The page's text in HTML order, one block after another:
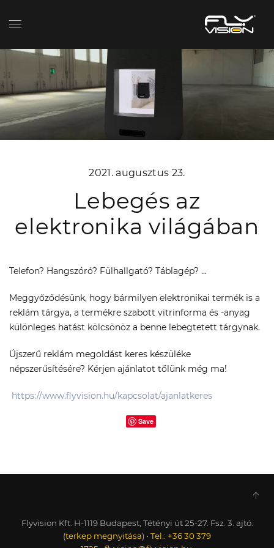
2021. augusztus 23.
Lebegés az
elektronika világában
Telefon? Hangszóró? Fülhallgató? Táblagép? ...
Meggyőződésünk, hogy bármilyen elektronikai termék is a
reklám tárgya, a termékre szabott vitrinforma és -anyag
különleges hatást kölcsönöz a benne lebegtetett tárgynak.
Újszerű reklám megoldást keres készüléke
népszerűsítésére? Kérjen ajánlatot tőlünk még ma!
https://www.flyvision.hu/kapcsolat/ajanlatkeres
Save
Flyvision Kft. H-1119 Budapest, Tétényi út 25-27. Fsz. 3. ajtó.
(terkep megnyitása) • Tel.: +36 30 379